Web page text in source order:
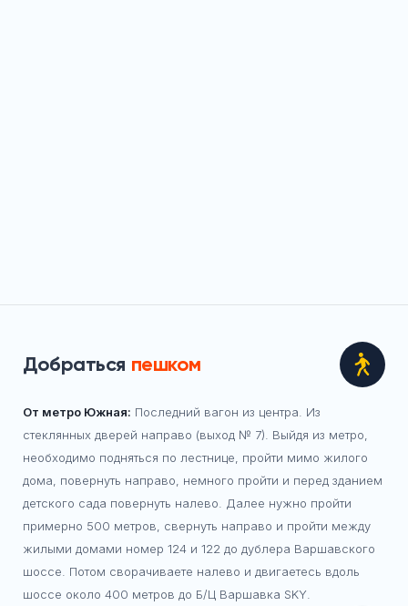
Добраться пешком
От метро Южная: Последний вагон из центра. Из
стеклянных дверей направо (выход № 7). Выйдя из метро,
необходимо подняться по лестнице, пройти мимо жилого
дома, повернуть направо, немного пройти и перед зданием
детского сада повернуть налево. Далее нужно пройти
примерно 500 метров, свернуть направо и пройти между
жилыми домами номер 124 и 122 до дублера Варшавского
шоссе. Потом сворачиваете налево и двигаетесь вдоль
шоссе около 400 метров до Б/Ц Варшавка SKY.